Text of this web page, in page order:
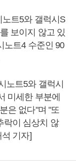
노트5와 갤럭시S
보이지 않고 있
노트4 수준인 90
노트5와 갤럭시
미세한 부분에
은 없다"며 "또
락이 심상치 않
기자]